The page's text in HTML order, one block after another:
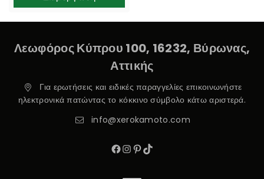
Λεωφόρος Κύπρου 100, 16232, Βύρωνας,
Αττικής
Για ερωτήσεις και ειδικές παραγγελίες επικοινωνήστε
ηλεκτρονικά πατώντας το κόκκινο σύμβολο κάτω αριστερά.
info@xerokamoto.com